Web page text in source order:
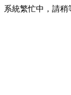
系統繁忙中，請稍